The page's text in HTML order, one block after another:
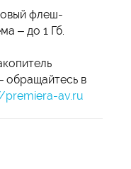
флеш-
– до 1 Гб.
обращайтесь в
premiera-av.ru